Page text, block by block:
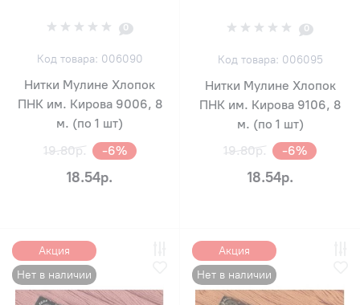
0
Код товара: 006090
Нитки Мулине Хлопок
ПНК им. Кирова 9006, 8
м. (по 1 шт)
19.80р.
-6%
18.54р.
0
Код товара: 006095
Нитки Мулине Хлопок
ПНК им. Кирова 9106, 8
м. (по 1 шт)
19.80р.
-6%
18.54р.
Акция
Нет в наличии
Акция
Нет в наличии